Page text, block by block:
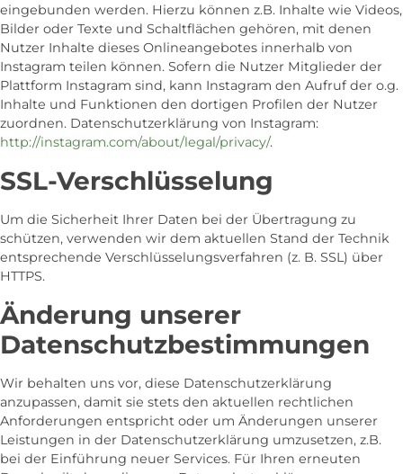
eingebunden werden. Hierzu können z.B. Inhalte wie Videos,
Bilder oder Texte und Schaltflächen gehören, mit denen
Nutzer Inhalte dieses Onlineangebotes innerhalb von
Instagram teilen können. Sofern die Nutzer Mitglieder der
Plattform Instagram sind, kann Instagram den Aufruf der o.g.
Inhalte und Funktionen den dortigen Profilen der Nutzer
zuordnen. Datenschutzerklärung von Instagram:
http://instagram.com/about/legal/privacy/.
SSL-Verschlüsselung
Um die Sicherheit Ihrer Daten bei der Übertragung zu
schützen, verwenden wir dem aktuellen Stand der Technik
entsprechende Verschlüsselungsverfahren (z. B. SSL) über
HTTPS.
Änderung unserer
Datenschutzbestimmungen
Wir behalten uns vor, diese Datenschutzerklärung
anzupassen, damit sie stets den aktuellen rechtlichen
Anforderungen entspricht oder um Änderungen unserer
Leistungen in der Datenschutzerklärung umzusetzen, z.B.
bei der Einführung neuer Services. Für Ihren erneuten